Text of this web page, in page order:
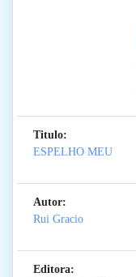
Titulo:
ESPELHO MEU
Autor:
Rui Gracio
Editora: